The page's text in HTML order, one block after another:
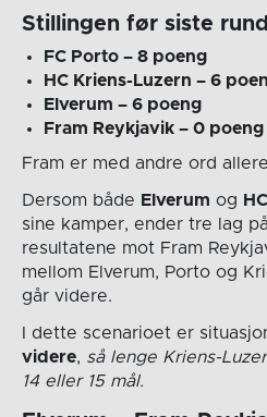
Stillingen før siste
FC Porto – 8 poeng
HC Kriens-Luzern – 6
Elverum – 6 poeng
Fram Reykjavik – 0 poeng
Fram er med andre ord
Dersom både Elverum og
sine kamper, ender tre lag
resultatene mot Fram
mellom Elverum, Porto og
går videre.
I dette scenarioet er
videre, så lenge Kriens-
14 eller 15 mål.